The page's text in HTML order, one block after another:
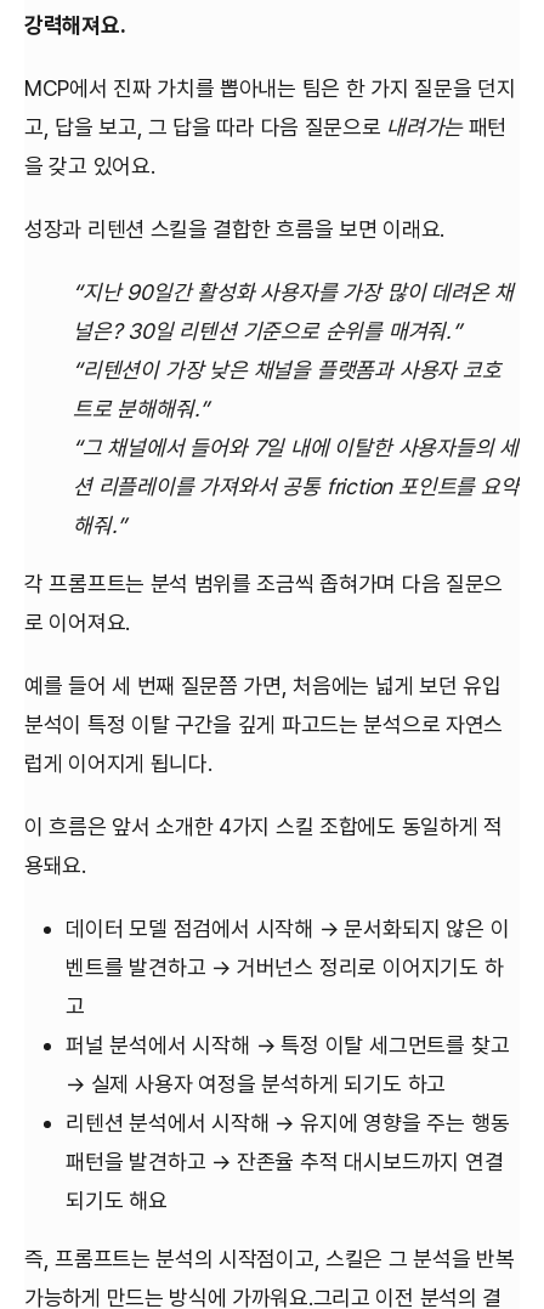
강력해져요.
MCP에서 진짜 가치를 뽑아내는 팀은 한 가지 질문을 던지
고, 답을 보고, 그 답을 따라 다음 질문으로 내려가는패턴
을 갖고 있어요.
성장과 리텐션 스킬을 결합한 흐름을 보면 이래요.
“지난 90일간 활성화 사용자를 가장 많이 데려온 채
널은? 30일 리텐션 기준으로 순위를 매겨줘.”
“리텐션이 가장 낮은 채널을 플랫폼과 사용자 코호
트로 분해해줘.”
“그 채널에서 들어와 7일 내에 이탈한 사용자들의 세
션 리플레이를 가져와서 공통 friction 포인트를 요약
해줘.”
각 프롬프트는 분석 범위를 조금씩 좁혀가며 다음 질문으
로 이어져요.
예를 들어 세 번째 질문쯤 가면, 처음에는 넓게 보던 유입
분석이 특정 이탈 구간을 깊게 파고드는 분석으로 자연스
럽게 이어지게 됩니다.
이 흐름은 앞서 소개한 4가지 스킬 조합에도 동일하게 적
용돼요.
데이터 모델 점검에서 시작해 → 문서화되지 않은 이
벤트를 발견하고 → 거버넌스 정리로 이어지기도 하
고
퍼널 분석에서 시작해 → 특정 이탈 세그먼트를 찾고
→ 실제 사용자 여정을 분석하게 되기도 하고
리텐션 분석에서 시작해 → 유지에 영향을 주는 행동
패턴을 발견하고 → 잔존율 추적 대시보드까지 연결
되기도 해요
즉, 프롬프트는 분석의 시작점이고, 스킬은 그 분석을 반복
가능하게 만드는 방식에 가까워요.그리고 이전 분석의 결